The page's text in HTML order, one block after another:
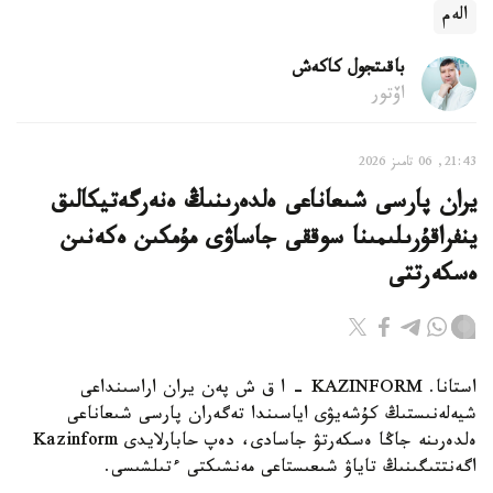
الەم
باقىتجول كاكەش
اۆتور
21:43, 06 تامىز 2026
يران پارسى شىعاناعى ەلدەرىنىڭ ەنەرگەتيكالىق
ينفراقۇرىلىمىنا سوققى جاساۋى مۇمكىن ەكەنىن
ەسكەرتتى
استانا. KAZINFORM - ا ق ش پەن يران اراسىنداعى
شيەلەنىستىڭ كۇشەيۋى اياسىندا تەگەران پارسى شىعاناعى
ەلدەرىنە جاڭا ەسكەرتۋ جاسادى، دەپ حابارلايدى Kazinform
اگەنتتىگىنىڭ تاياۋ شىعىستاعى مەنشىكتى ءتىلشىسى.